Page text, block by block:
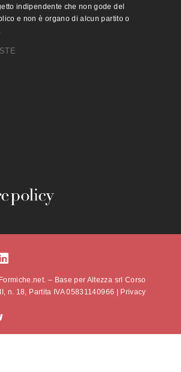
indipendente che non gode del
e non è organo di alcun partito o
– Base per Altezza srl Corso
n. 18, Partita IVA 05831140966 |
Privacy